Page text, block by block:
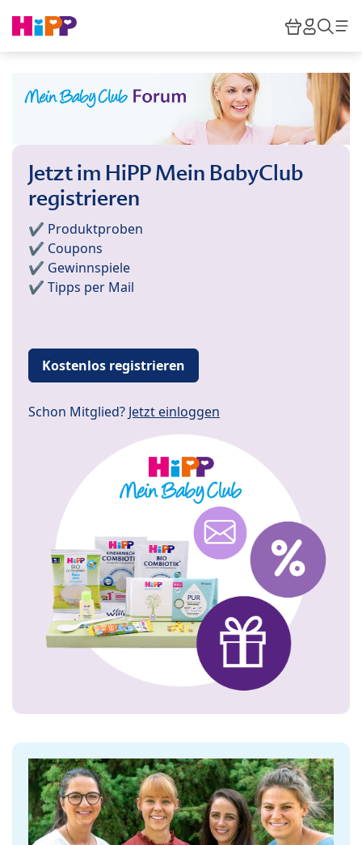
HiPP
Jetzt im HiPP Mein BabyClub
registrieren
✔️ Produktproben
✔️ Coupons
✔️ Gewinnspiele
✔️ Tipps per Mail
Kostenlos registrieren
Schon Mitglied? Jetzt einloggen